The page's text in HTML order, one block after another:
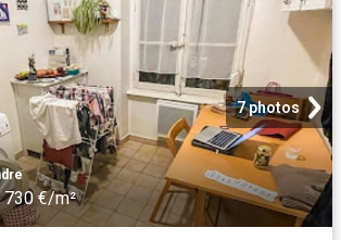
7 photos
730 €/m²